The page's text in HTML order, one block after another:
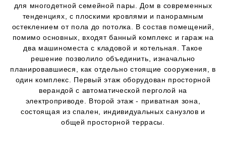
для многодетной семейной пары. Дом в современных
тенденциях, с плоскими кровлями и панорамным
остеклением от пола до потолка. В состав помещений,
помимо основных, входят банный комплекс и гараж на
два машиноместа с кладовой и котельная. Такое
решение позволило объединить, изначально
планировавшиеся, как отдельно стоящие сооружения, в
один комплекс. Первый этаж оборудован просторной
верандой с автоматической перголой на
электроприводе. Второй этаж - приватная зона,
состоящая из спален, индивидуальных санузлов и
общей просторной террасы.